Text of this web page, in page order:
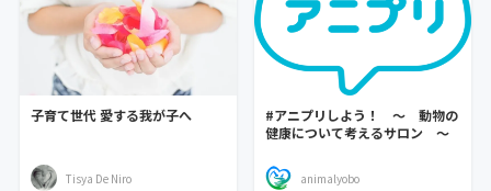
子育て世代 愛する我が子へ
Tisya De Niro
#アニプリしよう！ ～ 動物の
健康について考えるサロン ～
animalyobo